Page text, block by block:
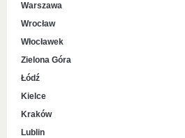
Warszawa
Wrocław
Włocławek
Zielona Góra
Łódź
Kielce
Kraków
Lublin